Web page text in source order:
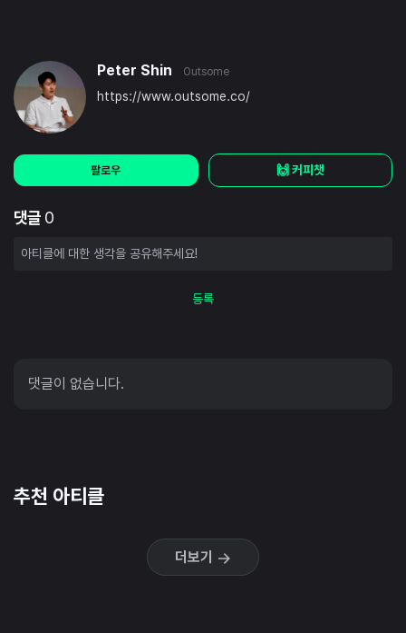
Peter Shin Outsome
https://www.outsome.co/
팔로우 🙌 커피챗
댓글 0
등록
댓글이 없습니다.
추천 아티클
더보기